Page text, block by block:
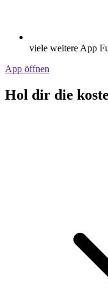
viele weitere App
App öffnen
Hol dir die